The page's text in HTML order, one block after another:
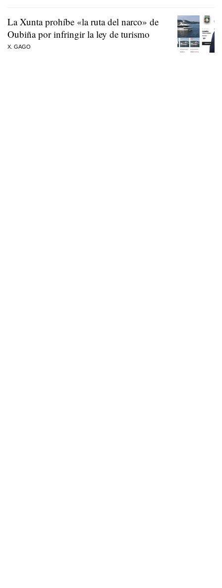
La Xunta prohíbe «la ruta del narco» de
Oubiña por infringir la ley de turismo
X. GAGO